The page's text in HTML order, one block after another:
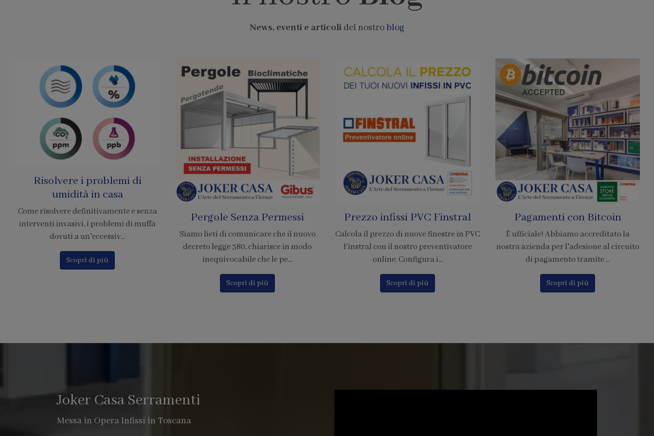
News, eventi e articoli del nostroblog
Pergole Senza Permessi
Siamo lieti di comunicare che il nuovo
inequivocabile che le pe...
Prezzo infissi PVC Finstral
Calcola il prezzo di nuove finestre in PVC
Finstral con il nostro preventivatore
online. Configura i...
Scopri di più
Pagamenti con Bitcoin
È ufficiale! Abbiamo accreditato la
nostra azienda per l'adesione al circuito
di pagamento tramite ...
Scopri di più
SharkNet: Le Zanzariere
Resistenti di Grandi
Dimensioni
La zanzariera SharkNet introduce
innovazione risolvendo i principali
problemi delle comuni zanzarier...
Joker Casa Serramenti
Messa in Opera Infissi in Toscana